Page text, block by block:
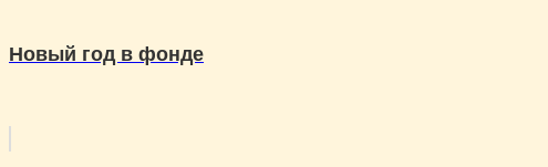
Новый год в фонде